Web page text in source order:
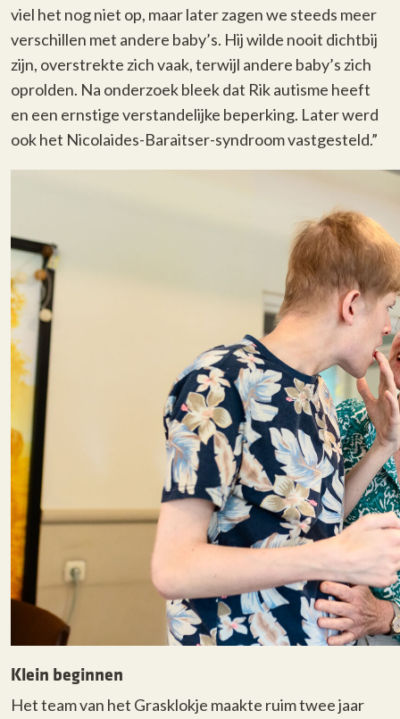
viel het nog niet op, maar later zagen we steeds meer
verschillen met andere baby’s. Hij wilde nooit dichtbij
zijn, overstrekte zich vaak, terwijl andere baby’s zich
oprolden. Na onderzoek bleek dat Rik autisme heeft
en een ernstige verstandelijke beperking. Later werd
ook het Nicolaides-Baraitser-syndroom vastgesteld.”
Klein beginnen
Het team van het Grasklokje maakte ruim twee jaar